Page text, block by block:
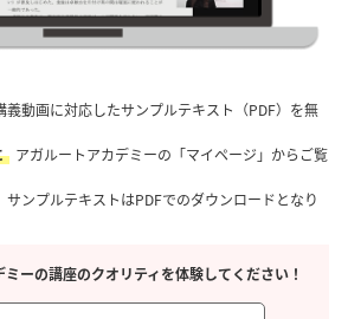
動画に対応したサンプルテキスト（PDF）を無
アガルートアカデミーの「マイページ」からご覧
ンプルテキストはPDFでのダウンロードとなり
ーの講座のクオリティを体験してください！